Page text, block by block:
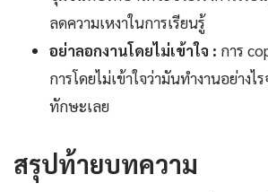
ลดความเหงาในการเรียนรู้
อย่าลอกงานโดยไม่เข้าใจ : การ
การโดยไม่เข้าใจว่ามันทำงานอย่าง
ทักษะเลย
สรุปท้ายบทความ